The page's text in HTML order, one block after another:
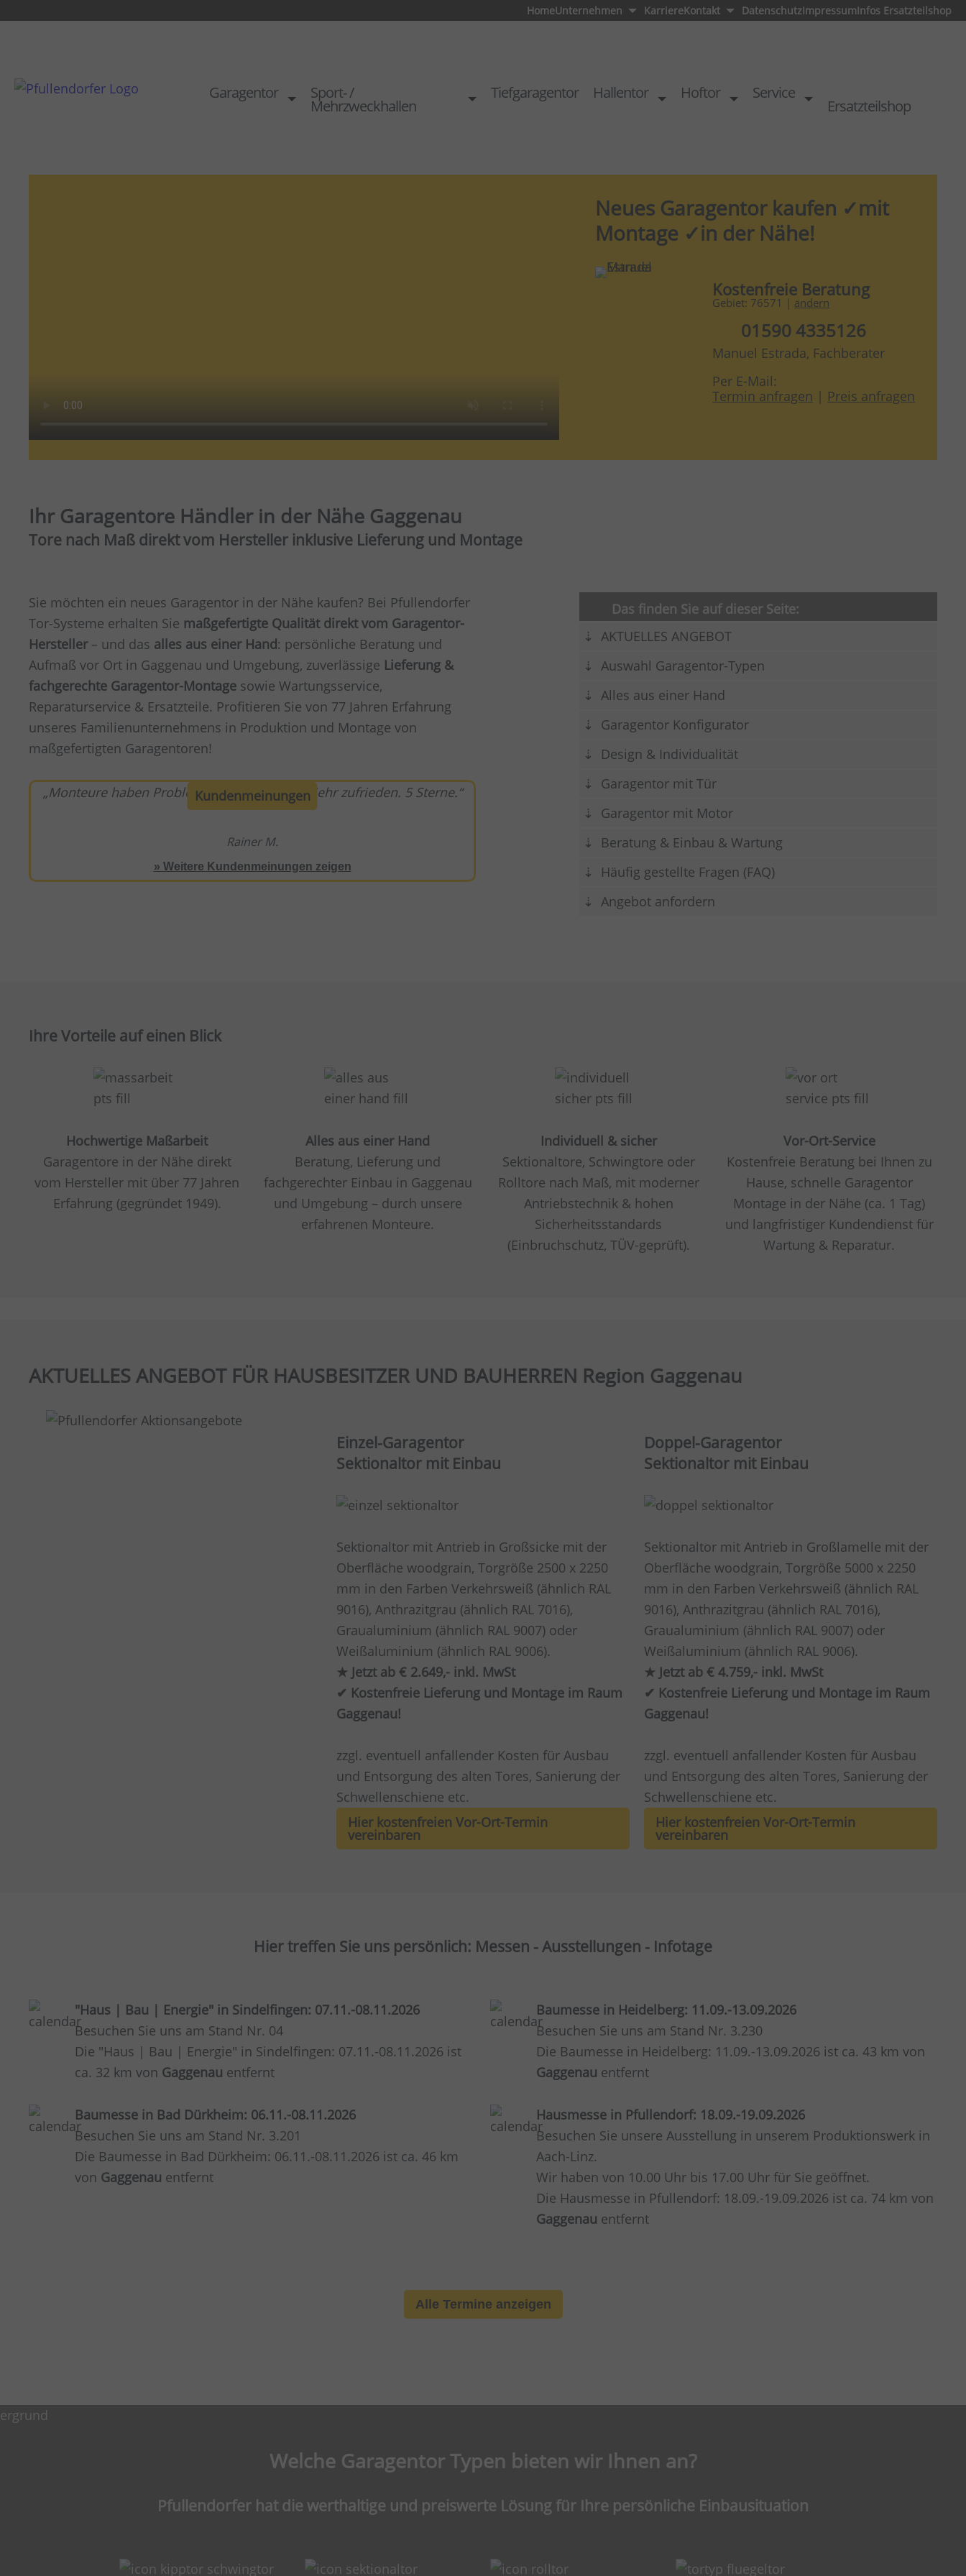
HomeUnternehmen KarriereKontakt DatenschutzImpressumInfos Ersatzteilshop
Garagentor Sport- /
Mehrzweckhallen
Tiefgaragentor Hallentor Hoftor Service
Ersatzteilshop
Neues Garagentor kaufen ✓mit
Montage ✓in der Nähe!
Kostenfreie Beratung
Gebiet: 76571 | ändern
01590 4335126
Manuel Estrada, Fachberater
Per E-Mail:
Termin anfragen | Preis anfragen
Ihr Garagentore Händler in der Nähe Gaggenau
Tore nach Maß direkt vom Hersteller inklusive Lieferung und Montage
Sie möchten ein neues Garagentor in der Nähe kaufen? Bei Pfullendorfer
Tor-Systeme erhalten Sie maßgefertigte Qualität direkt vom Garagentor-
Hersteller– und das alles aus einer Hand: persönliche Beratung und
Aufmaß vor Ort in Gaggenau und Umgebung, zuverlässige Lieferung &
fachgerechte Garagentor-Montage sowie Wartungsservice,
Reparaturservice & Ersatzteile. Profitieren Sie von 77 Jahren Erfahrung
unseres Familienunternehmens in Produktion und Montage von
maßgefertigten Garagentoren!
Kundenmeinungen
Monteure haben Probleme bestens gelöst. Sehr zufrieden. 5 Sterne.
Rainer M.
» Weitere Kundenmeinungen zeigen
Das finden Sie auf dieser Seite:
AKTUELLES ANGEBOT
Auswahl Garagentor-Typen
Alles aus einer Hand
Garagentor Konfigurator
Design & Individualität
Garagentor mit Tür
Garagentor mit Motor
Beratung & Einbau & Wartung
Häufig gestellte Fragen (FAQ)
Angebot anfordern
Ihre Vorteile auf einen Blick
Hochwertige Maßarbeit
Garagentore in der Nähe direkt
vom Hersteller mit über 77 Jahren
Erfahrung (gegründet 1949).
Alles aus einer Hand
Beratung, Lieferung und
fachgerechter Einbau in Gaggenau
und Umgebung – durch unsere
erfahrenen Monteure.
Individuell & sicher
Sektionaltore, Schwingtore oder
Rolltore nach Maß, mit moderner
Antriebstechnik & hohen
Sicherheitsstandards
(Einbruchschutz, TÜV-geprüft).
Vor-Ort-Service
Kostenfreie Beratung bei Ihnen zu
Hause, schnelle Garagentor
Montage in der Nähe (ca. 1 Tag)
und langfristiger Kundendienst für
Wartung & Reparatur.
AKTUELLES ANGEBOT FÜR HAUSBESITZER UND BAUHERREN Region Gaggenau
Einzel-Garagentor
Sektionaltor mit Einbau
Sektionaltor mit Antrieb in Großsicke mit der
Oberfläche woodgrain, Torgröße 2500 x 2250
mm in den Farben Verkehrsweiß (ähnlich RAL
9016), Anthrazitgrau (ähnlich RAL 7016),
Graualuminium (ähnlich RAL 9007) oder
Weißaluminium (ähnlich RAL 9006).
★ Jetzt ab € 2.649,- inkl. MwSt
✔ Kostenfreie Lieferung und Montage im Raum
Gaggenau!
zzgl. eventuell anfallender Kosten für Ausbau
und Entsorgung des alten Tores, Sanierung der
Schwellenschiene etc.
Hier kostenfreien Vor-Ort-Termin
vereinbaren
Doppel-Garagentor
Sektionaltor mit Einbau
Sektionaltor mit Antrieb in Großlamelle mit der
Oberfläche woodgrain, Torgröße 5000 x 2250
mm in den Farben Verkehrsweiß (ähnlich RAL
9016), Anthrazitgrau (ähnlich RAL 7016),
Graualuminium (ähnlich RAL 9007) oder
Weißaluminium (ähnlich RAL 9006).
★ Jetzt ab € 4.759,- inkl. MwSt
✔ Kostenfreie Lieferung und Montage im Raum
Gaggenau!
zzgl. eventuell anfallender Kosten für Ausbau
und Entsorgung des alten Tores, Sanierung der
Schwellenschiene etc.
Hier kostenfreien Vor-Ort-Termin
vereinbaren
Hier treffen Sie uns persönlich: Messen - Ausstellungen - Infotage
"Haus | Bau | Energie" in Sindelfingen: 07.11.-08.11.2026
Besuchen Sie uns am Stand Nr. 04
Die "Haus | Bau | Energie" in Sindelfingen: 07.11.-08.11.2026 ist
ca. 32 km von Gaggenau entfernt
Baumesse in Heidelberg: 11.09.-13.09.2026
Besuchen Sie uns am Stand Nr. 3.230
Die Baumesse in Heidelberg: 11.09.-13.09.2026 ist ca. 43 km von
Gaggenau entfernt
Baumesse in Bad Dürkheim: 06.11.-08.11.2026
Besuchen Sie uns am Stand Nr. 3.201
Die Baumesse in Bad Dürkheim: 06.11.-08.11.2026 ist ca. 46 km
von Gaggenau entfernt
Hausmesse in Pfullendorf: 18.09.-19.09.2026
Besuchen Sie unsere Ausstellung in unserem Produktionswerk in
Aach-Linz.
Wir haben von 10.00 Uhr bis 17.00 Uhr für Sie geöffnet.
Die Hausmesse in Pfullendorf: 18.09.-19.09.2026 ist ca. 74 km von
Gaggenau entfernt
Alle Termine anzeigen
Welche Garagentor Typen bieten wir Ihnen an?
Pfullendorfer hat die werthaltige und preiswerte Lösung für Ihre persönliche Einbausituation